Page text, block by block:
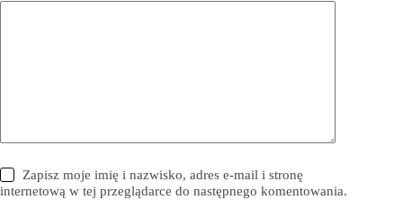
Zapisz moje imię i nazwisko, adres e-mail i stronę
internetową w tej przeglądarce do następnego komentowania.